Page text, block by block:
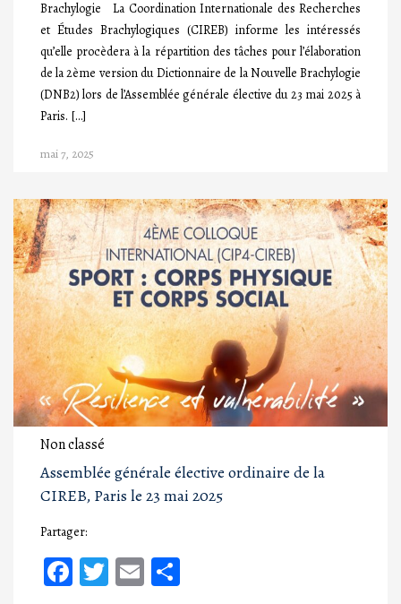
Brachylogie La Coordination Internationale des Recherches
et Études Brachylogiques (CIREB) informe les intéressés
qu’elle procèdera à la répartition des tâches pour l’élaboration
de la 2ème version du Dictionnaire de la Nouvelle Brachylogie
(DNB2) lors de l’Assemblée générale élective du 23 mai 2025 à
Paris. […]
mai 7, 2025
Non classé
Assemblée générale élective ordinaire de la
CIREB, Paris le 23 mai 2025
Partager:
Facebook
Twitter
Email